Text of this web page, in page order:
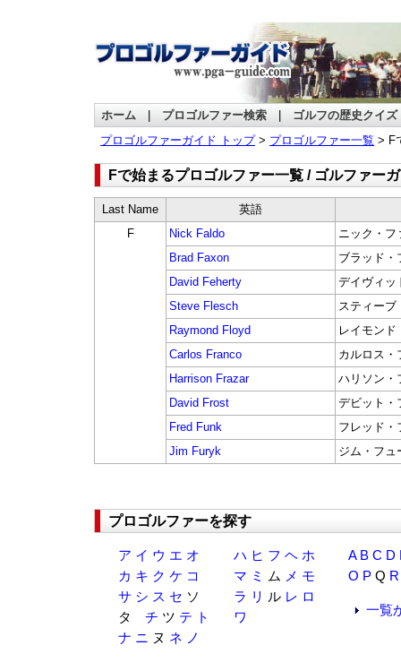
ホーム プロゴルファー検索 ゴルフの歴史クイズ
プロゴルファーガイド トップ> プロゴルファー一覧 > F
Fで始まるプロゴルファー一覧 / ゴルファー
Last Name
英語
F
Nick Faldo
ニック・フ
Brad Faxon
ブラッド・
David Feherty
デイヴィッ
Steve Flesch
スティーブ
Raymond Floyd
レイモンド
Carlos Franco
カルロス・
Harrison Frazar
ハリソン・
David Frost
デビット・
Fred Funk
フレッド・
Jim Furyk
ジム・フュ
プロゴルファーを探す
ア イ ウ エ オ
カ キ ク ケ コ
サ シ ス セ ソ
タ チ ツ テ ト
ナ ニ ヌ ネ ノ
ハ ヒ フ ヘ ホ
マ ミ ム メ モ
ラ リ ル レ ロ
ワ
A B C D
O PQ R
一覧